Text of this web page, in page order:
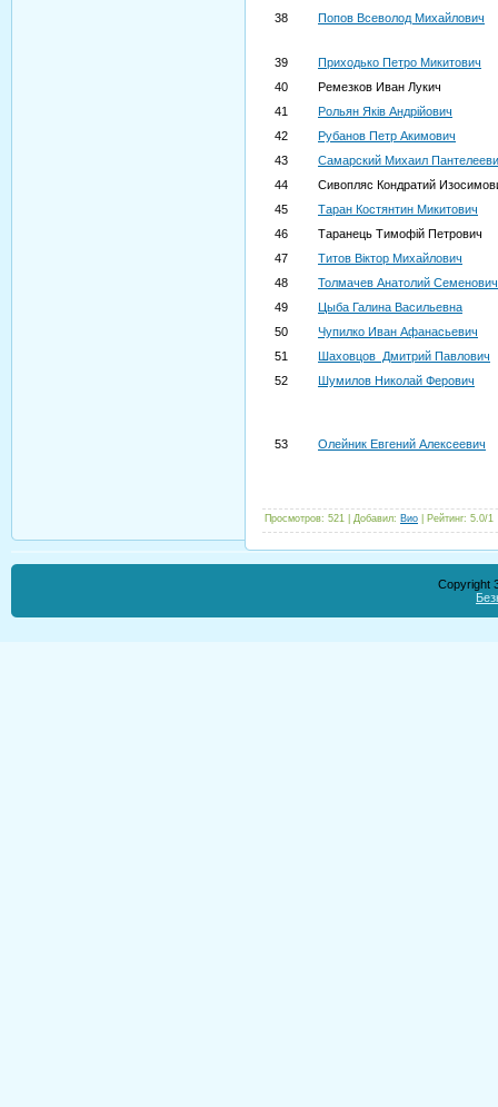
38 Попов Всеволод Михайлович
39
Приходько Петро Микитович
40
Ремезков Иван Лукич
41
Рольян Яків Андрійович
42
Рубанов Петр Акимович
43
Самарский Михаил
44
Сивопляс Кондратий
45
Таран Костянтин Микитович
46
Таранець Тимофій Петрович
47
Титов Віктор Михайлович
48
Толмачев Анатолий Семенович
49
Цыба Галина Васильевна
50
Чупилко Иван Афанасьевич
51
Шаховцов Дмитрий Павлович
52
Шумилов Николай Ферович
53 Олейник Евгений Алексеевич
Просмотров: 521 Добавил: Вио Рейтинг: 5.0/1
Copyright